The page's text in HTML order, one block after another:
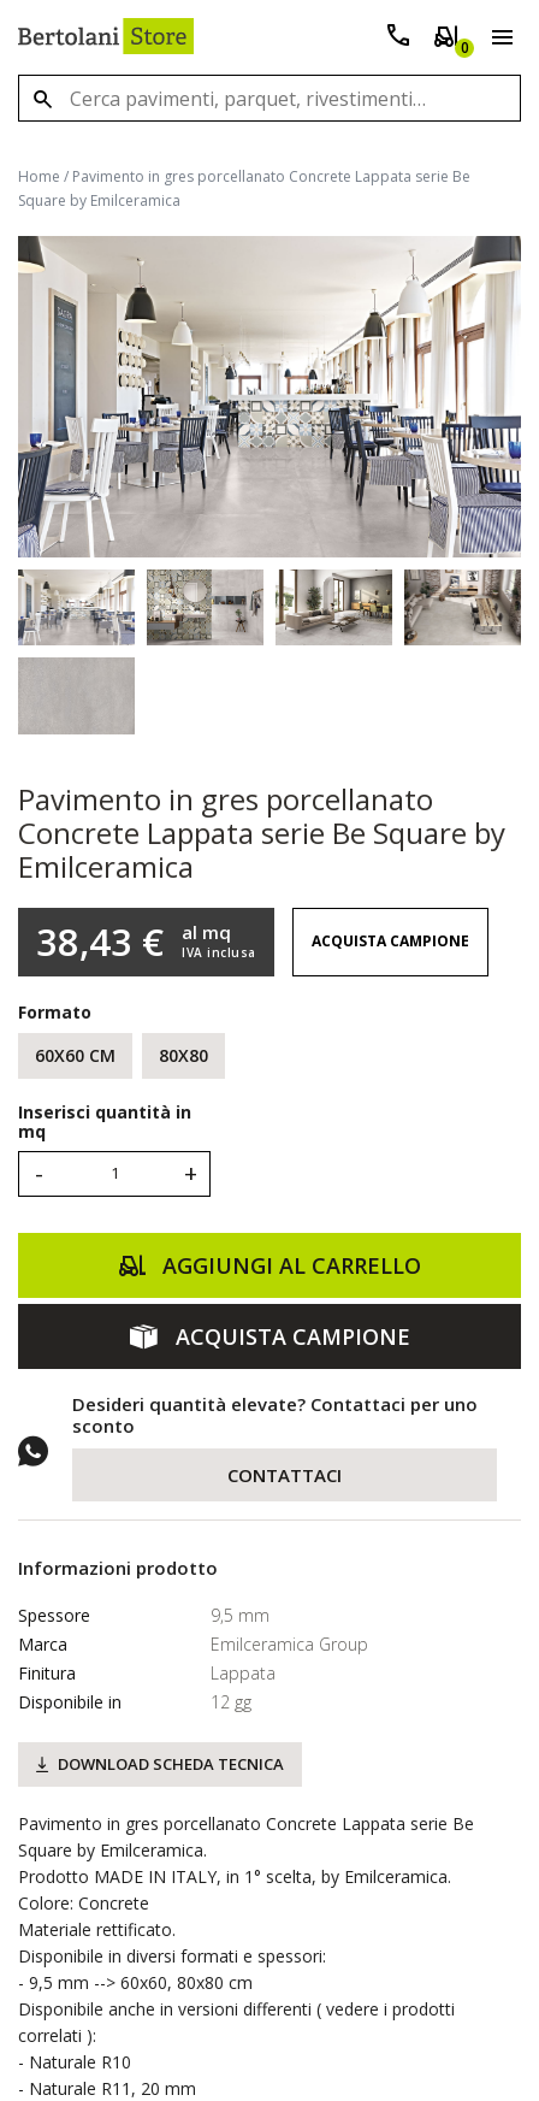
0
Home / Pavimento in gres porcellanato Concrete Lappata serie Be
Square by Emilceramica
Pavimento in gres porcellanato
Concrete Lappata serie Be Square by
Emilceramica
38,43 € IVA inclusa
al mq ACQUISTA CAMPIONE
Formato
60X60 CM
80X80
Inserisci quantità in
mq
- +
AGGIUNGI AL CARRELLO
ACQUISTA CAMPIONE
Desideri quantità elevate? Contattaci per uno
sconto
CONTATTACI
Informazioni prodotto
Spessore
9,5 mm
Marca
Emilceramica Group
Finitura
Lappata
Disponibile in
12 gg
DOWNLOAD SCHEDA TECNICA
Pavimento in gres porcellanato Concrete Lappata serie Be
Square by Emilceramica.
Prodotto MADE IN ITALY, in 1° scelta, by Emilceramica.
Colore: Concrete
Materiale rettificato.
Disponibile in diversi formati e spessori:
- 9,5 mm --> 60x60, 80x80 cm
Disponibile anche in versioni differenti ( vedere i prodotti
correlati ):
- Naturale R10
- Naturale R11, 20 mm